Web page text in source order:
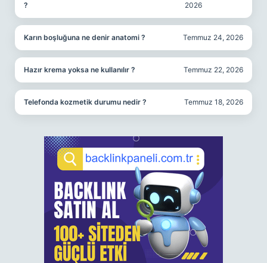
?
2026
Karın boşluğuna ne denir anatomi ? Temmuz 24, 2026
Hazır krema yoksa ne kullanılır ? Temmuz 22, 2026
Telefonda kozmetik durumu nedir ? Temmuz 18, 2026